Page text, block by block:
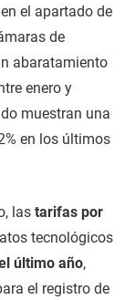
el apartado de
de
abaratamiento
enero y
muestran una
en los últimos
las tarifas por
tecnológicos
último año,
el registro de